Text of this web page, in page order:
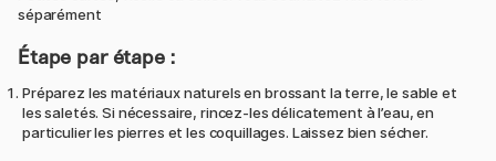
séparément
Étape par étape :
Préparez les matériaux naturels en brossant la terre, le sable et
les saletés. Si nécessaire, rincez-les délicatement à l’eau, en
particulier les pierres et les coquillages. Laissez bien sécher.